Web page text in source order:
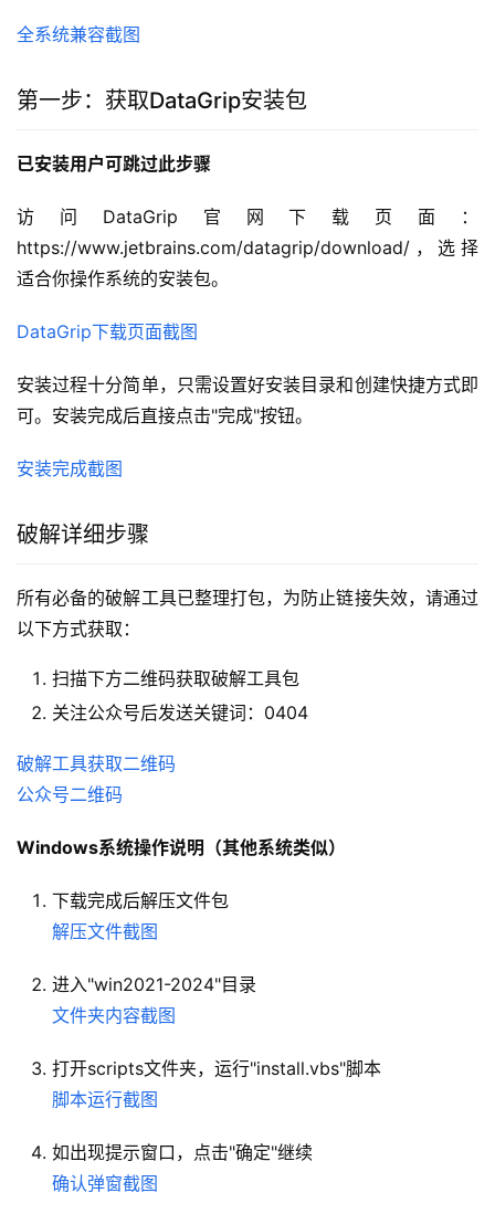
全系统兼容截图
第一步：获取DataGrip安装包
已安装用户可跳过此步骤
访问DataGrip官网下载页面：
https://www.jetbrains.com/datagrip/download/，选择
适合你操作系统的安装包。
DataGrip下载页面截图
安装过程十分简单，只需设置好安装目录和创建快捷方式即
可。安装完成后直接点击"完成"按钮。
安装完成截图
破解详细步骤
所有必备的破解工具已整理打包，为防止链接失效，请通过
以下方式获取：
扫描下方二维码获取破解工具包
关注公众号后发送关键词：0404
破解工具获取二维码
公众号二维码
Windows系统操作说明（其他系统类似）
下载完成后解压文件包
解压文件截图
进入"win2021-2024"目录
文件夹内容截图
打开scripts文件夹，运行"install.vbs"脚本
脚本运行截图
如出现提示窗口，点击"确定"继续
确认弹窗截图